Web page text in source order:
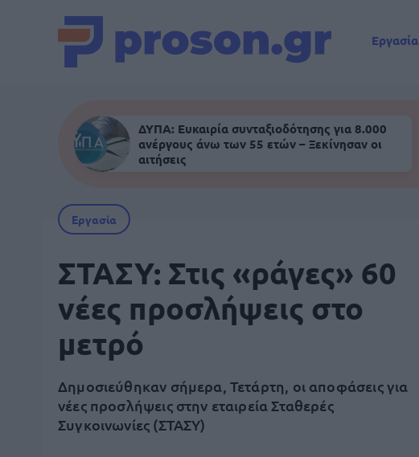
Εργασία
ΔΥΠΑ: Ευκαιρία συνταξιοδότησης για 8.000
ανέργους άνω των 55 ετών – Ξεκίνησαν οι
αιτήσεις
Εργασία
ΣΤΑΣΥ: Στις «ράγες» 60
νέες προσλήψεις στο
μετρό
Δημοσιεύθηκαν σήμερα, Τετάρτη, οι αποφάσεις για
νέες προσλήψεις στην εταιρεία Σταθερές
Συγκοινωνίες (ΣΤΑΣΥ)